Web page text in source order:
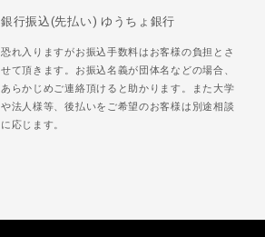
銀行振込(先払い) ゆうちょ銀行
恐れ入りますがお振込手数料はお客様の負担とさ
せて頂きます。お振込名義が団体名などの場合、
あらかじめご連絡頂けると助かります。また大学
や法人様等、後払いをご希望のお客様は別途相談
に応じます。